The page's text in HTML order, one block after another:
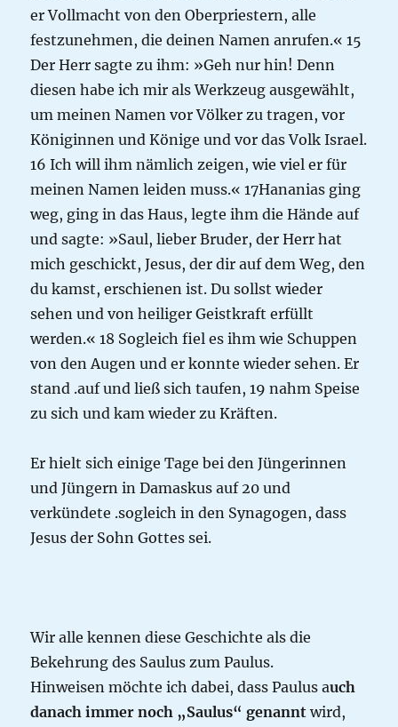
er Vollmacht von den Oberpriestern, alle
festzunehmen, die deinen Namen anrufen.« 15
Der Herr sagte zu ihm: »Geh nur hin! Denn
diesen habe ich mir als Werkzeug ausgewählt,
um meinen Namen vor Völker zu tragen, vor
Königinnen und Könige und vor das Volk Israel.
16 Ich will ihm nämlich zeigen, wie viel er für
meinen Namen leiden muss.« 17Hananias ging
weg, ging in das Haus, legte ihm die Hände auf
und sagte: »Saul, lieber Bruder, der Herr hat
mich geschickt, Jesus, der dir auf dem Weg, den
du kamst, erschienen ist. Du sollst wieder
sehen und von heiliger Geistkraft erfüllt
werden.« 18 Sogleich fiel es ihm wie Schuppen
von den Augen und er konnte wieder sehen. Er
stand .auf und ließ sich taufen, 19 nahm Speise
zu sich und kam wieder zu Kräften.
Er hielt sich einige Tage bei den Jüngerinnen
und Jüngern in Damaskus auf 20 und
verkündete .sogleich in den Synagogen, dass
Jesus der Sohn Gottes sei.
Wir alle kennen diese Geschichte als die
Bekehrung des Saulus zum Paulus.
Hinweisen möchte ich dabei, dass Paulus auch
danach immer noch „Saulus“ genannt wird,